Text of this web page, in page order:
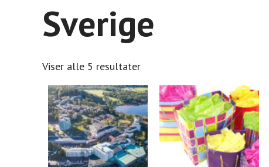
Sverige
Viser alle 5 resultater